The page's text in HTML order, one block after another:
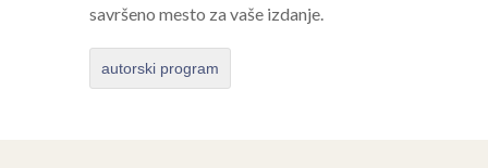
savršeno mesto za vaše izdanje.
autorski program